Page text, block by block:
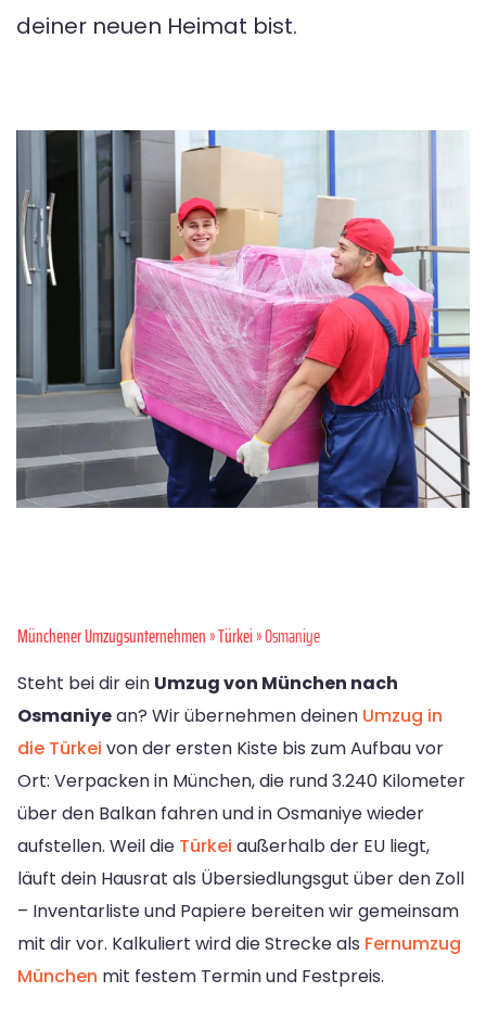
deiner neuen Heimat bist.
Münchener Umzugsunternehmen»Türkei» Osmaniye
Steht bei dir ein Umzug von München nach
Osmaniyean? Wir übernehmen deinen Umzug in
die Türkei von der ersten Kiste bis zum Aufbau vor
Ort: Verpacken in München, die rund 3.240 Kilometer
über den Balkan fahren und in Osmaniye wieder
aufstellen. Weil die Türkei außerhalb der EU liegt,
läuft dein Hausrat als Übersiedlungsgut über den Zoll
– Inventarliste und Papiere bereiten wir gemeinsam
mit dir vor. Kalkuliert wird die Strecke als Fernumzug
München mit festem Termin und Festpreis.